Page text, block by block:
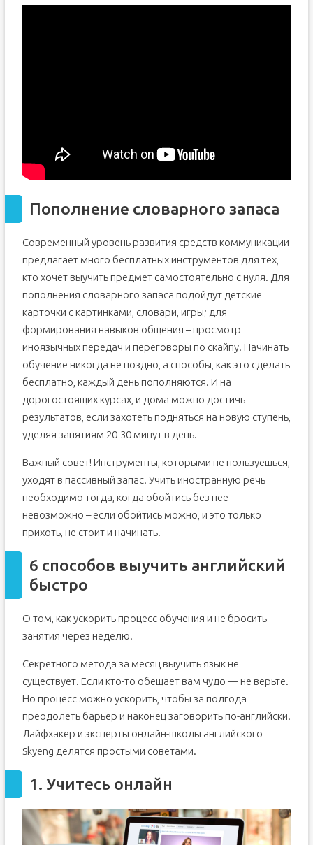
Пополнение словарного запаса
Современный уровень развития средств коммуникации
предлагает много бесплатных инструментов для тех,
кто хочет выучить предмет самостоятельно с нуля. Для
пополнения словарного запаса подойдут детские
карточки с картинками, словари, игры; для
формирования навыков общения – просмотр
иноязычных передач и переговоры по скайпу. Начинать
обучение никогда не поздно, а способы, как это сделать
бесплатно, каждый день пополняются. И на
дорогостоящих курсах, и дома можно достичь
результатов, если захотеть подняться на новую ступень,
уделяя занятиям 20-30 минут в день.
Важный совет! Инструменты, которыми не пользуешься,
уходят в пассивный запас. Учить иностранную речь
необходимо тогда, когда обойтись без нее
невозможно – если обойтись можно, и это только
прихоть, не стоит и начинать.
6 способов выучить английский
быстро
О том, как ускорить процесс обучения и не бросить
занятия через неделю.
Секретного метода за месяц выучить язык не
существует. Если кто-то обещает вам чудо — не верьте.
Но процесс можно ускорить, чтобы за полгода
преодолеть барьер и наконец заговорить по-английски.
Лайфхакер и эксперты онлайн-школы английского
Skyeng делятся простыми советами.
1. Учитесь онлайн